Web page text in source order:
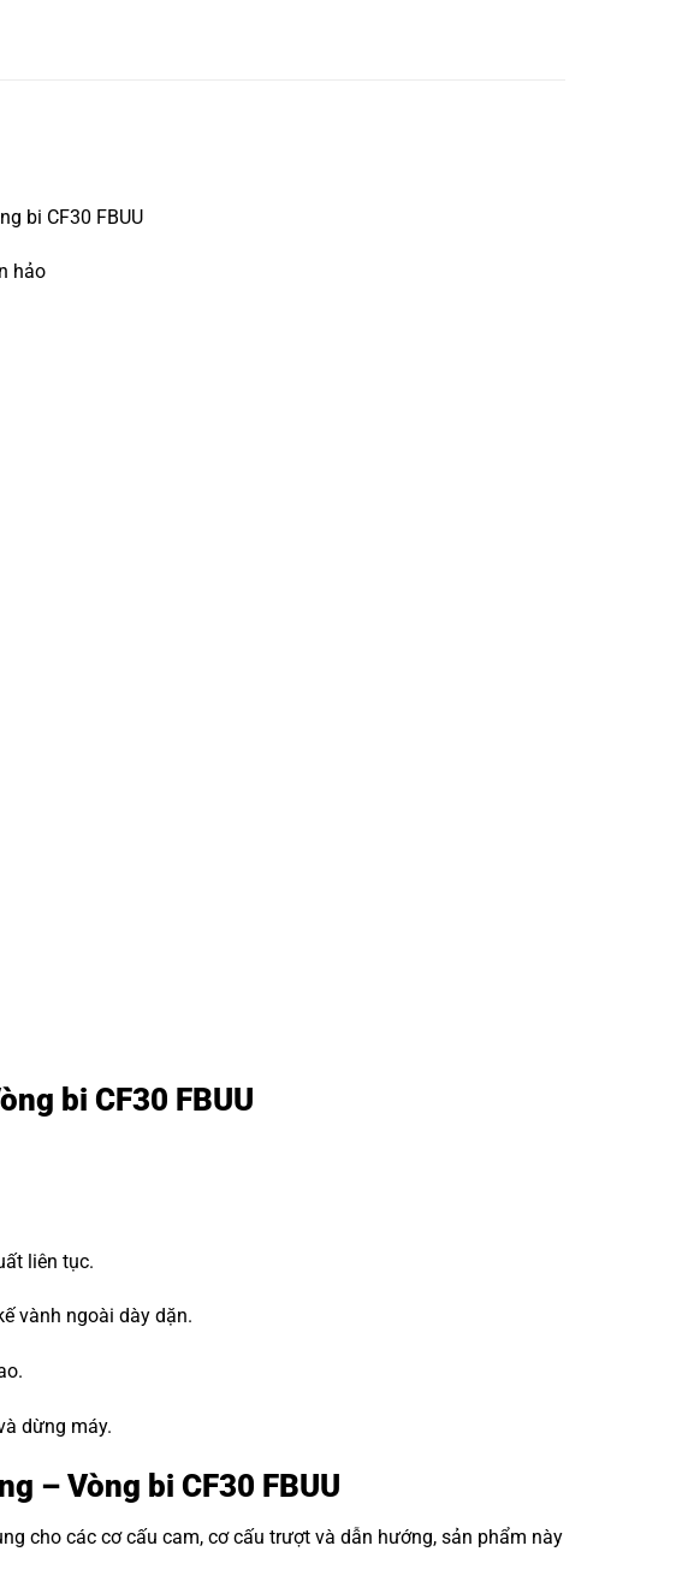
bi CF30 FBUU
hảo
bi CF30 FBUU
liên tục.
vành ngoài dày dặn.
dừng máy.
– Vòng bi CF30 FBUU
cho các cơ cấu cam, cơ cấu trượt và dẫn hướng, sản phẩm này